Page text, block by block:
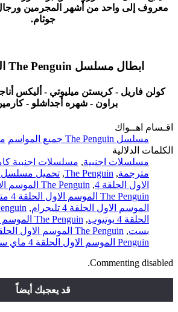
معروف إلى واحد من أشهر المجرمين
جوثام.
ابطال مسلسل The Penguin الموسم الاول
كولن فاريل - كريستن ميليوتي - أليكس
براون - شهره أجداشلو -
اقـسام اهــواك
مسلسل The Penguin جميع المواسم
الكلمات الدلالية
مسلسلات اجنبية, مسلسلات اجنبية
مترجمة,
The Penguin
,
الاول الحلقة 4
, The Penguin الموسم الاول الحلقة 4 اون لاين
The Penguin الموسم الاول الحلقة 4 مترجم
الموسم الاول الحلقة 4 تليجرام
,
الحلقة 4 يوتيوب
,
بست, The Penguin الموسم الاول الحلقة 4 وي سيما
Penguin الموسم الاول الحلقة 4 ماي سيما
Commenting disabled.
قد يعجبك أيضاً